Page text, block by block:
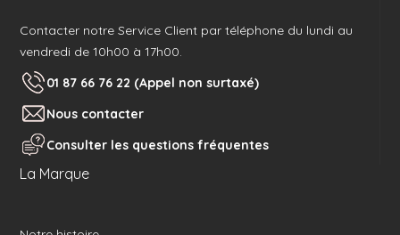
Contacter notre Service Client par téléphone du lundi au
vendredi de 10h00 à 17h00.
01 87 66 76 22 (Appel non surtaxé)
Nous contacter
Consulter les questions fréquentes
La Marque